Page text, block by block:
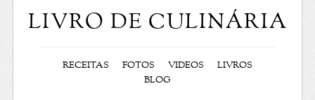
LIVRO DE CULINÁRIA
RECEITAS FOTOS VIDEOS
LIVROS
BLOG